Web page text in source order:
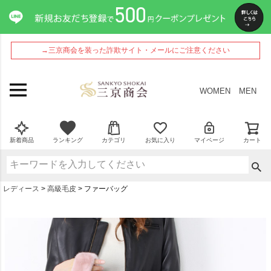
→三京商会を装った詐欺サイト・メールにご注意ください
WOMEN MEN
新着商品 ランキング カテゴリ お気に入り マイページ カート
レディース 高級毛皮 ファーバッグ